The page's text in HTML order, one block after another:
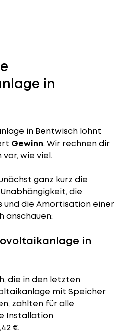
in
in Bentwisch lohnt
Gewinn. Wir rechnen dir
wie viel.
ganz kurz die
die
die Amortisation einer
anschauen:
in
die in den letzten
mit Speicher
zahlten für alle
Installation
€.